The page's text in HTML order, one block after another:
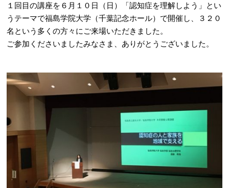
１回目の講座を６月１０日（日）「認知症を理解しよう」とい
うテーマで福島学院大学（千葉記念ホール）で開催し、３２０
名という多くの方々にご来場いただきました。
ご参加くださいましたみなさま、ありがとうございました。